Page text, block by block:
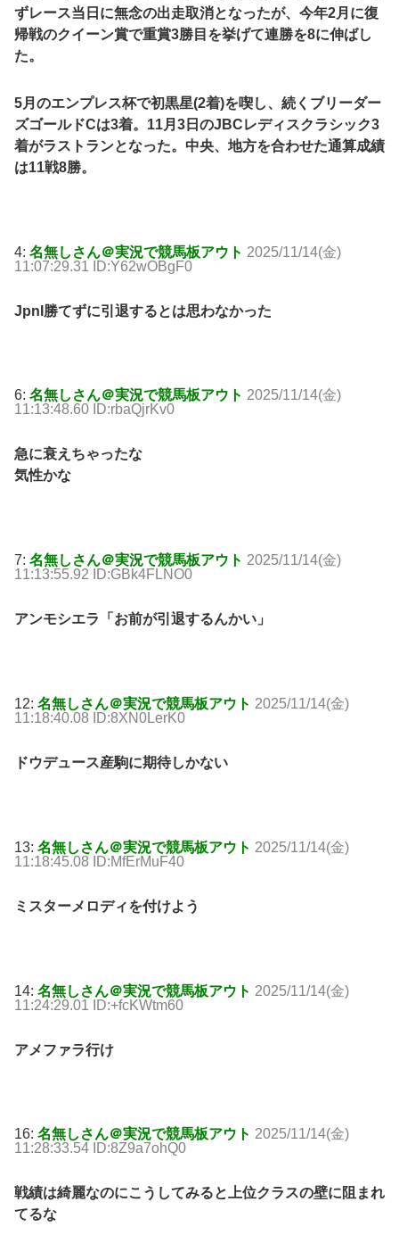
ずレース当日に無念の出走取消となったが、今年2月に復
帰戦のクイーン賞で重賞3勝目を挙げて連勝を8に伸ばし
た。
5月のエンプレス杯で初黒星(2着)を喫し、続くブリーダー
ズゴールドCは3着。11月3日のJBCレディスクラシック3
着がラストランとなった。中央、地方を合わせた通算成績
は11戦8勝。
4: 名無しさん＠実況で競馬板アウト 2025/11/14(金)
11:07:29.31 ID:Y62wOBgF0
JpnI勝てずに引退するとは思わなかった
6: 名無しさん＠実況で競馬板アウト 2025/11/14(金)
11:13:48.60 ID:rbaQjrKv0
急に衰えちゃったな
気性かな
7: 名無しさん＠実況で競馬板アウト 2025/11/14(金)
11:13:55.92 ID:GBk4FLNO0
アンモシエラ「お前が引退するんかい」
12: 名無しさん＠実況で競馬板アウト 2025/11/14(金)
11:18:40.08 ID:8XN0LerK0
ドウデュース産駒に期待しかない
13: 名無しさん＠実況で競馬板アウト 2025/11/14(金)
11:18:45.08 ID:MfErMuF40
ミスターメロディを付けよう
14: 名無しさん＠実況で競馬板アウト 2025/11/14(金)
11:24:29.01 ID:+fcKWtm60
アメファラ行け
16: 名無しさん＠実況で競馬板アウト 2025/11/14(金)
11:28:33.54 ID:8Z9a7ohQ0
戦績は綺麗なのにこうしてみると上位クラスの壁に阻まれ
てるな